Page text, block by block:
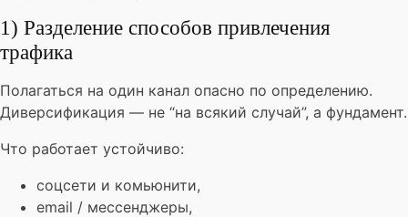
1) Разделение способов привлечения
трафика
Полагаться на один канал опасно по определению.
Диверсификация — не “на всякий случай”, а фундамент.
Что работает устойчиво:
соцсети и комьюнити,
email / мессенджеры,